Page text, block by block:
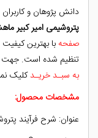
دانش پژوهان و
پتروشیمی امیر کبیر
صفحه با بهترین
تنظیم شده است. جهت
به سبـد خریـدکلیک
مشخصات محصول:
عنوان: شرح فرآیند